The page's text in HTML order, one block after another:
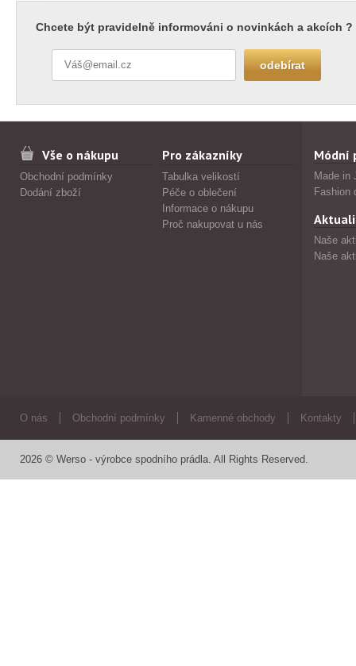
Chcete být pravidelně informováni o novinkách a akcích ?
Vše o nákupu
Obchodní podmínky
Dodání zboží
Pro zákazníky
Tabulka velikostí
Péče o oblečení
Informace o nákupu
Proč nakupovat u nás
Módní
Made in
Fashion
Naše
Naše
O nás Obchodní podmínky Kamenné obchody Kontakty
2026 © Werso - výrobce spodního prádla. All Rights Reserved.